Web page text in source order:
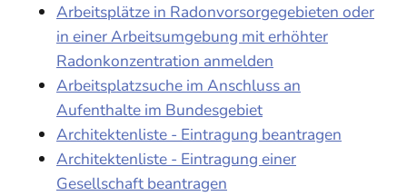
Arbeitsplätze in Radonvorsorgegebieten oder
in einer Arbeitsumgebung mit erhöhter
Radonkonzentration anmelden
Arbeitsplatzsuche im Anschluss an
Aufenthalte im Bundesgebiet
Architektenliste - Eintragung beantragen
Architektenliste - Eintragung einer
Gesellschaft beantragen